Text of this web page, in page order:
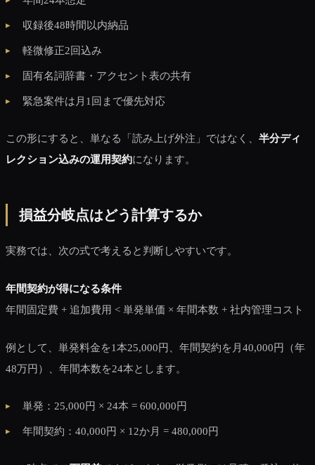
収録後48時間以内納品
軽微修正2回込み
固有名詞辞書・アクセント表の共有
緊急案件は月1回まで優先対応
この形にすると、単なる「読み上げ外注」ではなく、 半分ディ
レクション込みの運用契約になります。
損益分岐点はどう計算するか
実務では、次の式で考えると判断しやすいです。
年間契約が得になる条件
年間固定費 + 追加費用 < 単発単価 × 年間本数 + 社内管理コスト
例として、単発料金を1本25,000円、年間契約を月40,000円（年
48万円）、年間本数を24本とします。
単発：25,000円 × 24本 = 600,000円
年間契約：40,000円 × 12か月 = 480,000円